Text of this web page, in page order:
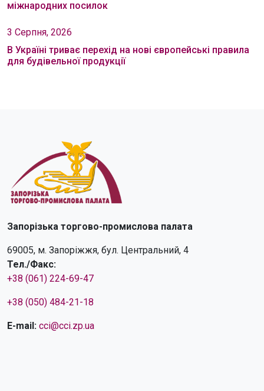
міжнародних посилок
3 Серпня, 2026
В Україні триває перехід на нові європейські правила
для будівельної продукції
Запорізька торгово-промислова палата
69005, м. Запоріжжя, бул. Центральний, 4
Тел./Факс:
+38 (061) 224-69-47
+38 (050) 484-21-18
E-mail: cci@cci.zp.ua